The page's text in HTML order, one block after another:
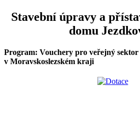
Stavební úpravy a
domu
Program: Vouchery pro veřejný
v Moravskoslezském kraji